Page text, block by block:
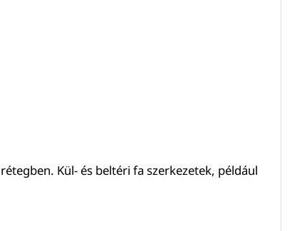
Kül- és beltéri fa szerkezetek, például